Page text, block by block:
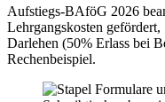
Aufstiegs-BAföG 2026
Lehrgangskosten
Darlehen (50% Erlass bei
Rechenbeispiel.